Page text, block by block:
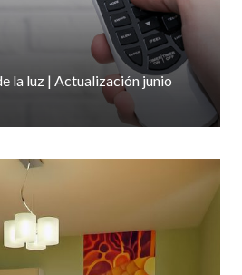
la luz | Actualización junio